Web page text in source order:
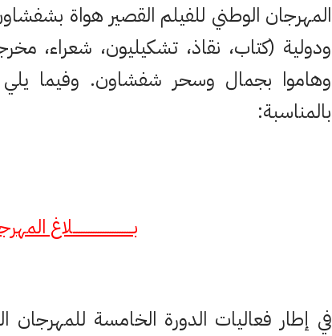
ودولية (كتاب، نقاذ، تشكيليون، شعراء،
وهاموا بجمال وسحر شفشاون. وفيما يلي
بالمناسبة:
بـــــــــــــــــــــــــلاغ
في إطار فعاليات الدورة الخامسة للمهرجان